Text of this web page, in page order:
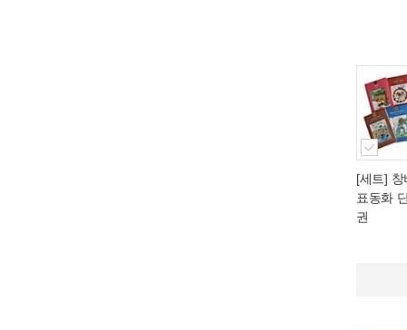
[세트]
표동화
권